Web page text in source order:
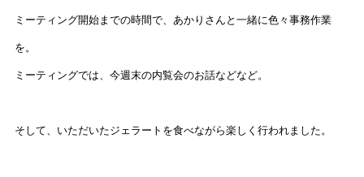
ミーティング開始までの時間で、あかりさんと一緒に色々事務作業
を。
ミーティングでは、今週末の内覧会のお話などなど。
そして、いただいたジェラートを食べながら楽しく行われました。